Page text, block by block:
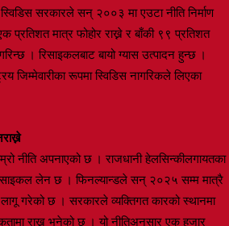
सरकारले सन् २००३ मा एउटा नीति निर्माण
प्रतिशत मात्र फोहोर राख्ने र बाँकी ९९ प्रतिशत
। रिसाइकलबाट बायो ग्यास उत्पादन हुन्छ ।
जिम्मेवारीका रूपमा स्विडिस नागरिकले लिएका
नीति अपनाएको छ । राजधानी हेलसिन्कीलगायतका
साइकल लेन छ । फिनल्यान्डले सन् २०२५ सम्म मात्रै
लागू गरेको छ । सरकारले व्यक्तिगत कारको स्थानमा
राख्न भनेको छ । यो नीतिअनुसार एक हजार